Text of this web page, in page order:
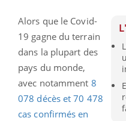
Alors que le Covid-
19 gagne du terrain
dans la plupart des
pays du monde,
avec notamment 8
078 décès et 70 478
cas confirmés en